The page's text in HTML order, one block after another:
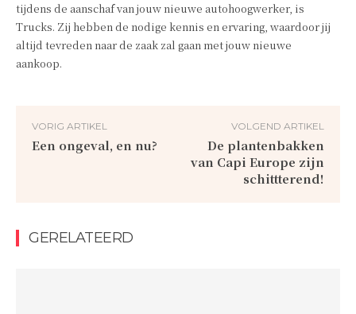
tijdens de aanschaf van jouw nieuwe autohoogwerker, is
Trucks. Zij hebben de nodige kennis en ervaring, waardoor jij
altijd tevreden naar de zaak zal gaan met jouw nieuwe
aankoop.
VORIG ARTIKEL
Een ongeval, en nu?
VOLGEND ARTIKEL
De plantenbakken
van Capi Europe zijn
schittterend!
GERELATEERD